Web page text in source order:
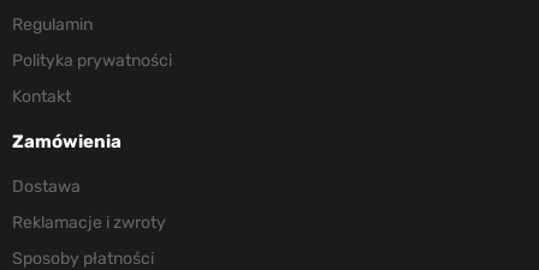
Regulamin
Polityka prywatności
Kontakt
Zamówienia
Dostawa
Reklamacje i zwroty
Sposoby płatności